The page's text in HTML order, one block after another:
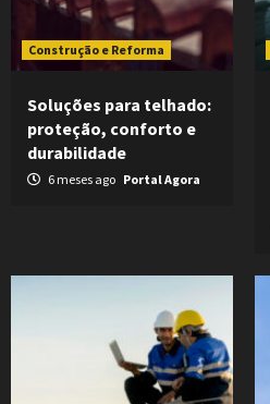
Construção e Reforma
Soluções para telhado:
proteção, conforto e
durabilidade
6 meses ago Portal Agora